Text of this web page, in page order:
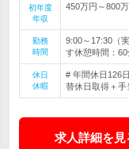
初年度
年収
450万円～800
勤務
時間
9:00～17:30（
す休憩時間：
休日
休暇
# 年間休日126
替休日取得＋手
求人詳細を見